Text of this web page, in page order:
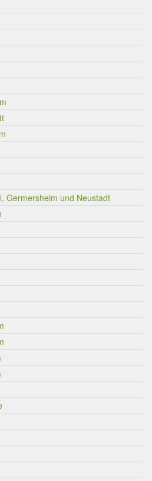
Germersheim und Neustadt